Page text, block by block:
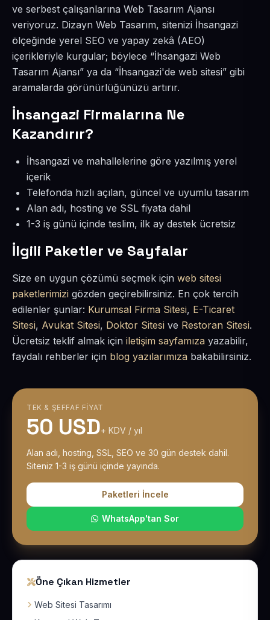
ve serbest çalışanlarına Web Tasarım Ajansı
veriyoruz. Dizayn Web Tasarım, sitenizi İhsangazi
ölçeğinde yerel SEO ve yapay zekâ (AEO)
içerikleriyle kurgular; böylece “İhsangazi Web
Tasarım Ajansı” ya da “İhsangazi'de web sitesi” gibi
aramalarda görünürlüğünüzü artırır.
İhsangazi Firmalarına Ne
Kazandırır?
İhsangazi ve mahallelerine göre yazılmış yerel
içerik
Telefonda hızlı açılan, güncel ve uyumlu tasarım
Alan adı, hosting ve SSL fiyata dahil
1-3 iş günü içinde teslim, ilk ay destek ücretsiz
İlgili Paketler ve Sayfalar
Size en uygun çözümü seçmek için web sitesi
paketlerimizi gözden geçirebilirsiniz. En çok tercih
edilenler şunlar: Kurumsal Firma Sitesi, E-Ticaret
Sitesi, Avukat Sitesi, Doktor Sitesi ve Restoran Sitesi.
Ücretsiz teklif almak için iletişim sayfamıza yazabilir,
faydalı rehberler için blog yazılarımıza bakabilirsiniz.
TEK & ŞEFFAF FIYAT
50 USD+ KDV / yıl
Alan adı, hosting, SSL, SEO ve 30 gün destek dahil.
Siteniz 1-3 iş günü içinde yayında.
Paketleri İncele
WhatsApp'tan Sor
Öne Çıkan Hizmetler
Web Sitesi Tasarımı